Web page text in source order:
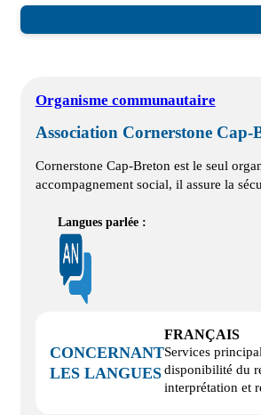
Organisme communautaire
Association Cornerstone
Cornerstone Cap-Breton est le seul
accompagnement social, il assure la
Langues parlée :
CONCERNANT
LES LANGUES
FRANÇAIS
Services
disponibilité du
interprétation et